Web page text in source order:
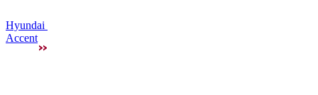
Hyundai
Accent